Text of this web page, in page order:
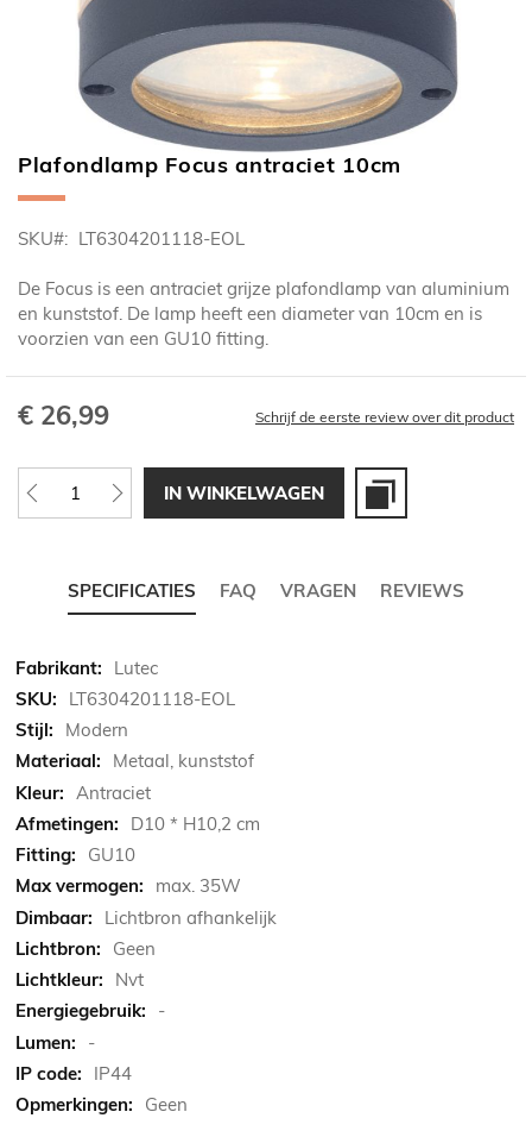
Ga
naar
begin
de
afbeeldingen-
gallerij
Plafondlamp Focus antraciet 10cm
SKU LT6304201118-EOL
De Focus is een antraciet grijze plafondlamp van aluminium
en kunststof. De lamp heeft een diameter van 10cm en is
voorzien van een GU10 fitting.
€ 26,99 Schrijf de eerste review over dit product
IN WINKELWAGEN
SPECIFICATIES FAQ VRAGEN REVIEWS
Meer
informatie
Lutec
LT6304201118-EOL
Modern
Metaal, kunststof
Antraciet
D10 * H10,2 cm
GU10
max. 35W
Lichtbron afhankelijk
Geen
Nvt
-
-
IP44
Geen